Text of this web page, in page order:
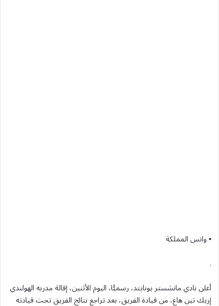
▪︎ واتس المملكة
.
أعلن نادي مانشستر يونايتد، رسميًّا، اليوم الأثنين، إقالة مدربه الهولندي
إريك تين هاغ، من قيادة الفريق، بعد تراجع نتائج الفريق تحت قيادته